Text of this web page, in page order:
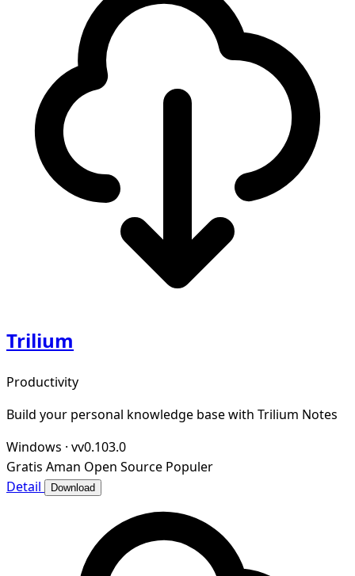
Trilium
Productivity
Build your personal knowledge base with Trilium Notes
Windows · vv0.103.0
Gratis Aman Open Source Populer
Detail
Download